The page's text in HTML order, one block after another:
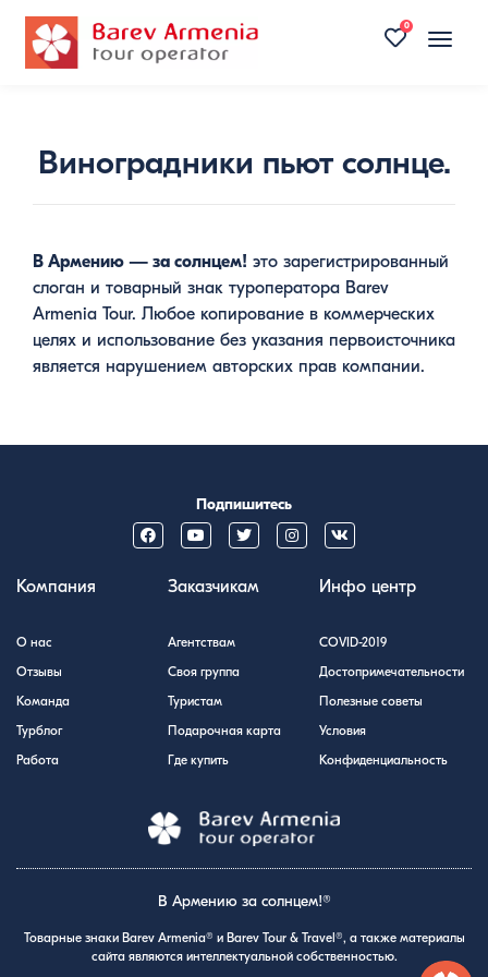
Toggle
0
Виноградники пьют солнце.
В Армению — за солнцем! это зарегистрированный
слоган и товарный знак туроператора Barev
Armenia Tour. Любое копирование в коммерческих
целях и использование без указания первоисточника
является нарушением авторских прав компании.
Подпишитесь
Компания
О нас
Отзывы
Команда
Турблог
Работа
Заказчикам
Агентствам
Своя группа
Туристам
Подарочная карта
Где купить
Инфо центр
COVID-2019
Достопримечательности
Полезные советы
Условия
Конфиденциальность
В Армению за солнцем!®
Товарные знаки Barev Armenia® и Barev Tour & Travel®, а также материалы
сайта являются интеллектуальной собственностью.